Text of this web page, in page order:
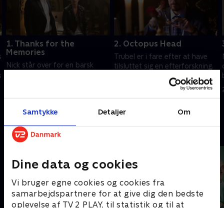
Samtykke Detaljer Om
Dine data og cookies
Vi bruger egne cookies og cookies fra
samarbejdspartnere for at give dig den bedste
oplevelse af TV 2 PLAY, til statistik og til at
1. Thanks for the
Memories
Nick står over for en barsk
2. Octopus Head
Trubel er i fare efter at have
tilsluttet sig en efterforskning.
20. september 2022 • 41 min
Andre så også